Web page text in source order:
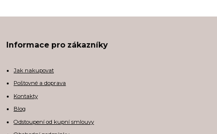
Informace pro zákazníky
Jak nakupovat
Poštovné a doprava
Kontakty
Blog
Odstoupení od kupní smlouvy